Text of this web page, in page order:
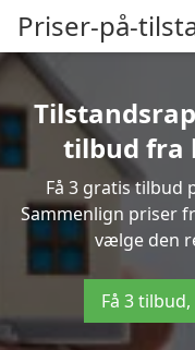
Priser-på-
tilbud fra
Få 3 gratis tilbud
Sammenlign priser
vælge den
Få 3